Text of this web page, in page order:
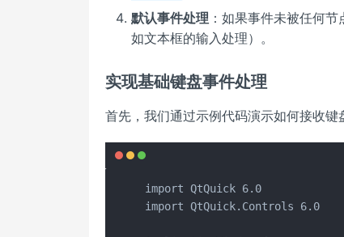
默认事件处理 ：如果事件未被任何
如文本框的输入处理）。
实现基础键盘事件处理
首先，我们通过示例代码演示如何接收键
import QtQuick 6.0
import QtQuick.Controls 6.0